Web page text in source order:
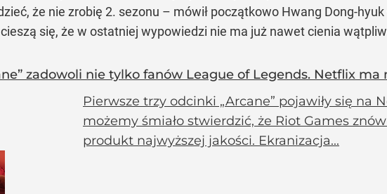
że nie zrobię 2. sezonu – mówił początkowo Hwang Dong-
się, że w ostatniej wypowiedzi nie ma już nawet cienia
zadowoli nie tylko fanów League of Legends. Netflix ma
Pierwsze trzy odcinki „Arcane” pojawiły się
możemy śmiało stwierdzić, że Riot Games
produkt najwyższej jakości. Ekranizacja...